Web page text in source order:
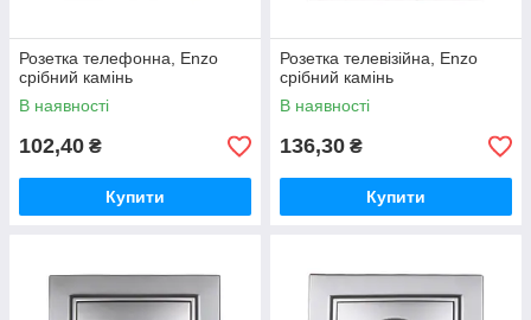
Розетка телефонна, Enzo
срібний камінь
В наявності
102,40 ₴
Купити
Розетка телевізійна, Enzo
срібний камінь
В наявності
136,30 ₴
Купити